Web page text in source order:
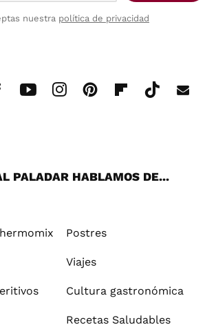
nuestra política de privacidad
PALADAR HABLAMOS DE...
Postres
Viajes
Cultura gastronómica
Recetas Saludables